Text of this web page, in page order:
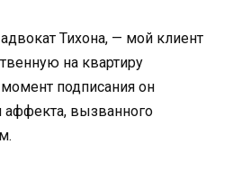
Тихона, — мой клиент
на квартиру
подписания он
аффекта, вызванного